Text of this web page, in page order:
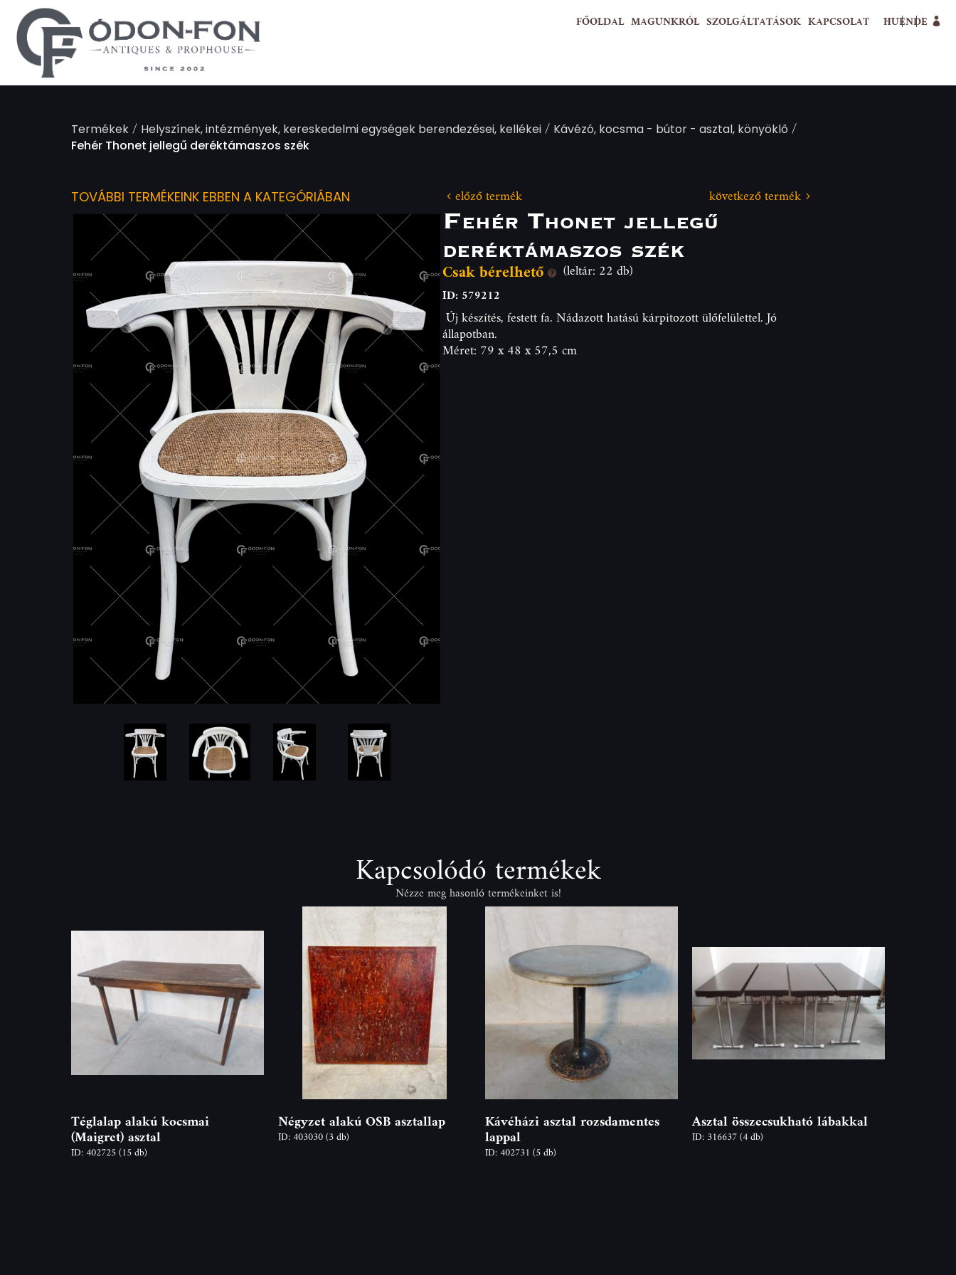
FŐOLDAL MAGUNKRÓL SZOLGÁLTATÁSOK KAPCSOLAT HUENDE
Termékek/ Helyszínek, intézmények, kereskedelmi egységek berendezései, kellékei/ Kávézó, kocsma - bútor - asztal, könyöklő /
Fehér Thonet jellegű deréktámaszos szék
TOVÁBBI TERMÉKEINK EBBEN A KATEGÓRIÁBAN előző termék következő termék
Fehér Thonet jellegű
deréktámaszos szék
Csak bérelhető (leltár: 22 db)
ID: 579212
Új készítés, festett fa. Nádazott hatású kárpitozott ülőfelülettel. Jó
állapotban.
Méret: 79 x 48 x 57,5 cm
Kapcsolódó termékek
Nézze meg hasonló termékeinket is!
Téglalap alakú kocsmai
(Maigret) asztal
ID: 402725(15 db)
Négyzet alakú OSB asztallap
ID: 403030(3 db)
Kávéházi asztal rozsdamentes
lappal
ID: 402731 (5 db)
Asztal összecsukható lábakkal
ID: 316637(4 db)
Süti preferenciák